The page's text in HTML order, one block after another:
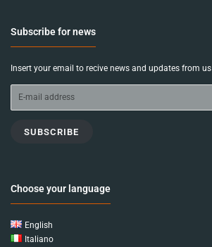
Subscribe for news
Insert your email to recive news and updates from us
SUBSCRIBE
Choose your language
English
Italiano